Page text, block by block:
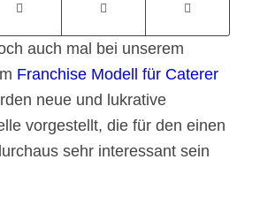
auch mal bei unserem
Franchise Modell für Caterer
neue und lukrative
vorgestellt, die für den einen
sehr interessant sein